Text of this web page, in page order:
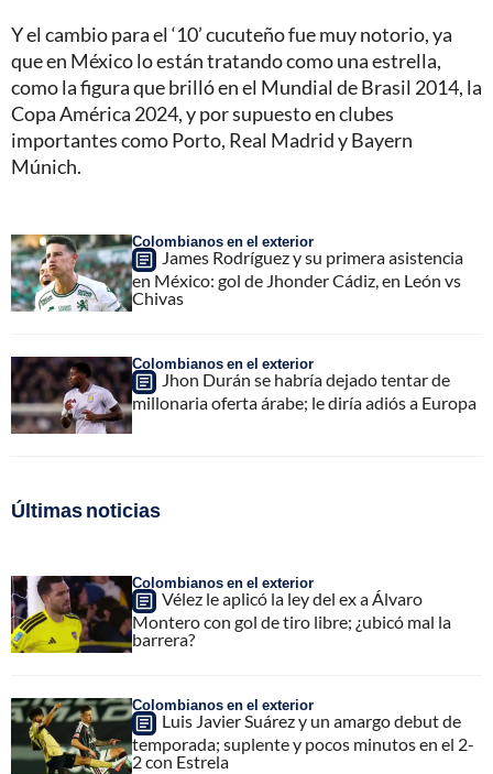
Y el cambio para el ‘10’ cucuteño fue muy notorio, ya
que en México lo están tratando como una estrella,
como la figura que brilló en el Mundial de Brasil 2014, la
Copa América 2024, y por supuesto en clubes
importantes como Porto, Real Madrid y Bayern
Múnich.
Colombianos en el exterior
James Rodríguez y su primera asistencia
en México: gol de Jhonder Cádiz, en León vs
Chivas
Colombianos en el exterior
Jhon Durán se habría dejado tentar de
millonaria oferta árabe; le diría adiós a Europa
Últimas noticias
Colombianos en el exterior
Vélez le aplicó la ley del ex a Álvaro
Montero con gol de tiro libre; ¿ubicó mal la
barrera?
Colombianos en el exterior
Luis Javier Suárez y un amargo debut de
temporada; suplente y pocos minutos en el 2-
2 con Estrela